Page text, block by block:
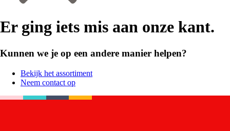
Er ging iets mis aan onze kant.
Kunnen we je op een andere manier helpen?
Bekijk het assortiment
Neem contact op